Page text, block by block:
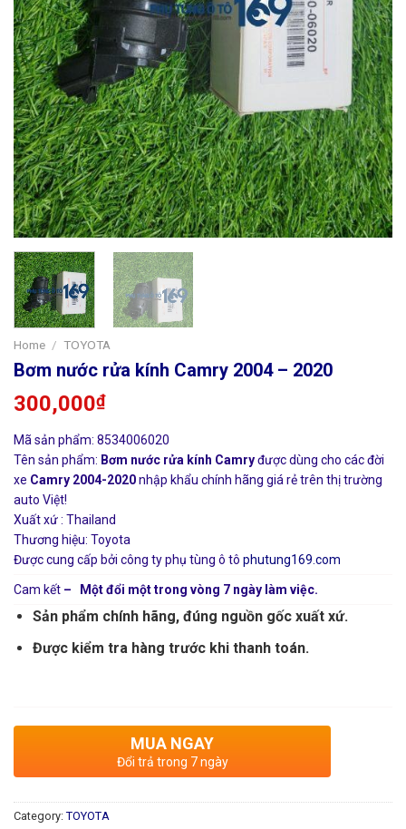
Home / TOYOTA
Bơm nước rửa kính Camry 2004 – 2020
300,000₫
Mã sản phẩm: 8534006020
Tên sản phẩm: Bơm nước rửa kính Camryđược dùng cho các đời
xe Camry 2004-2020nhập khẩu chính hãng giá rẻ trên thị trường
auto Việt!
Xuất xứ : Thailand
Thương hiệu: Toyota
Được cung cấp bởi công ty phụ tùng ô tô phutung169.com
Cam kết – Một đổi một trong vòng 7 ngày làm việc.
Sản phẩm chính hãng, đúng nguồn gốc xuất xứ.
Được kiểm tra hàng trước khi thanh toán.
MUA NGAY
Đổi trả trong 7 ngày
Category: TOYOTA